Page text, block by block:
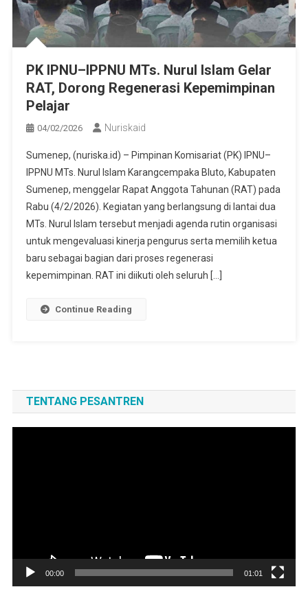
PK IPNU–IPPNU MTs. Nurul Islam Gelar
RAT, Dorong Regenerasi Kepemimpinan
Pelajar
04/02/2026 Nuriskaid
Sumenep, (nuriska.id) – Pimpinan Komisariat (PK) IPNU–
IPPNU MTs. Nurul Islam Karangcempaka Bluto, Kabupaten
Sumenep, menggelar Rapat Anggota Tahunan (RAT) pada
Rabu (4/2/2026). Kegiatan yang berlangsung di lantai dua
MTs. Nurul Islam tersebut menjadi agenda rutin organisasi
untuk mengevaluasi kinerja pengurus serta memilih ketua
baru sebagai bagian dari proses regenerasi
kepemimpinan. RAT ini diikuti oleh seluruh […]
Continue Reading
TENTANG PESANTREN
00:00 01:01